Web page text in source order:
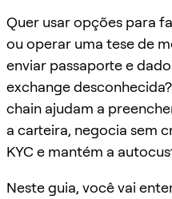
Quer usar opções para
ou operar uma tese de
enviar passaporte e
exchange
chain ajudam a
a carteira, negocia sem
KYC e mantém a
Neste guia, você vai